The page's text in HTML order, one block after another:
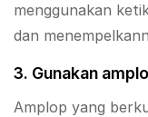
menggunakan
dan
3. Gunakan
Amplop yang